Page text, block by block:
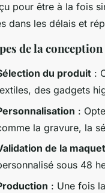
pour être à la fois
dans les délais et
de la
du produit :
des gadgets
:
la gravure, la
de la
sous 48
: Une fois